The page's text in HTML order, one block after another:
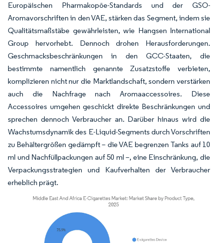
Europäischen Pharmakopöe-Standards und der GSO-
Aromavorschriften in den VAE, stärken das Segment, indem sie
Qualitätsmaßstäbe gewährleisten, wie Hangsen International
Group hervorhebt. Dennoch drohen Herausforderungen.
Geschmacksbeschränkungen in den GCC-Staaten, die
bestimmte namentlich genannte Zusatzstoffe verbieten,
komplizieren nicht nur die Marktlandschaft, sondern verstärken
auch die Nachfrage nach Aromaaccessoires. Diese
Accessoires umgehen geschickt direkte Beschränkungen und
sprechen dennoch Verbraucher an. Darüber hinaus wird die
Wachstumsdynamik des E-Liquid-Segments durch Vorschriften
zu Behältergrößen gedämpft – die VAE begrenzen Tanks auf 10
ml und Nachfüllpackungen auf 50 ml –, eine Einschränkung, die
Verpackungsstrategien und Kaufverhalten der Verbraucher
erheblich prägt.